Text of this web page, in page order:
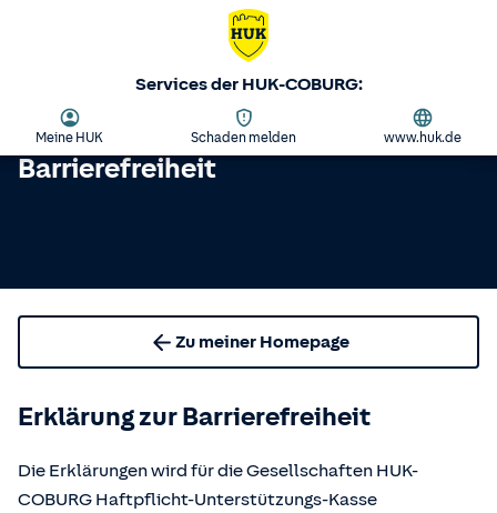
Services der HUK-COBURG:
Meine HUK Schaden melden www.huk.de
Barrierefreiheit
Zu meiner Homepage
Erklärung zur Barrierefreiheit
Die Erklärungen wird für die Gesellschaften HUK-
COBURG Haftpflicht-Unterstützungs-Kasse